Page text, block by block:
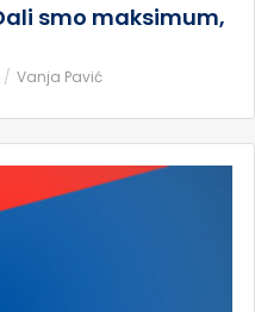
smo maksimum,
Vanja Pavić